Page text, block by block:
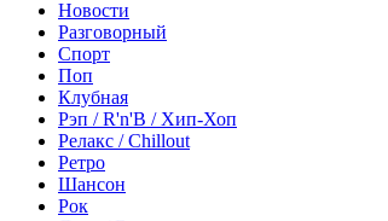
Новости
Разговорный
Спорт
Поп
Клубная
Рэп / R'n'B / Хип-Хоп
Релакс / Chillout
Ретро
Шансон
Рок